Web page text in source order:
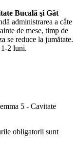
Bucală şi Gât
administrarea a câte
de mese, timp de
se reduce la jumătate.
1-2 luni.
5 - Cavitate
obligatorii sunt